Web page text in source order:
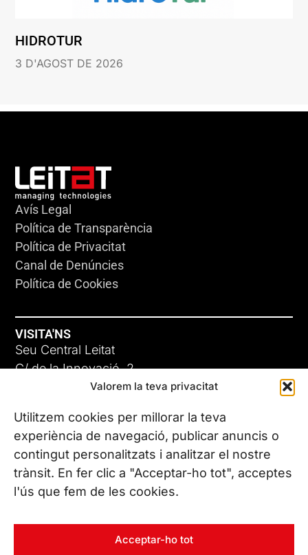
Valorem la teva privacitat
Utilitzem cookies per millorar la teva
experiència de navegació, publicar anuncis o
contingut personalitzats i analitzar el nostre
trànsit. En fer clic a "Acceptar-ho tot", acceptes
l'ús que fem de les cookies.
Acceptar-ho tot
HIDROTUR
3 D'AGOST DE 2026
Avís Legal
Política de Transparència
Política de Privacitat
Canal de Denúncies
Política de Cookies
VISITA'NS
Seu Central Leitat
C/ de la Innovació, 2
08225 Terrassa, (Barcelona)
Coneix les nostres seus
CONTACTA’NS
Tel. (+34) 937 882 300